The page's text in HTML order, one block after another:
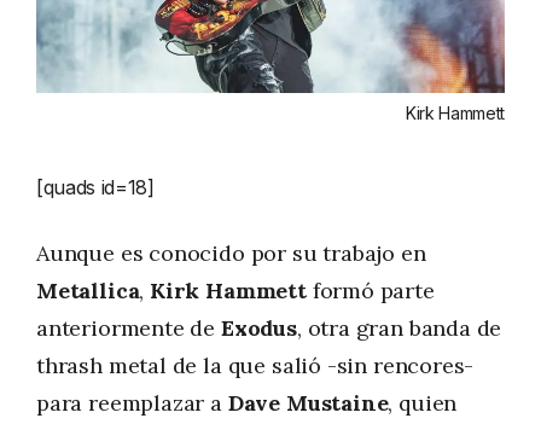
Kirk Hammett
[quads id=18]
Aunque es conocido por su trabajo en
Metallica, Kirk Hammettformó parte
anteriormente de Exodus, otra gran banda de
thrash metal de la que salió -sin rencores-
para reemplazar a Dave Mustaine, quien